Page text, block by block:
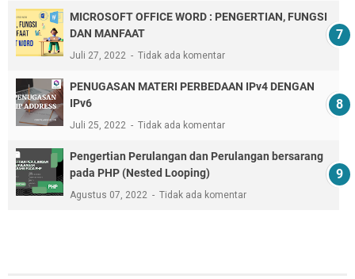
MICROSOFT OFFICE WORD : PENGERTIAN, FUNGSI
DAN MANFAAT
Juli 27, 2022 Tidak ada komentar
PENUGASAN MATERI PERBEDAAN IPv4 DENGAN
IPv6
Juli 25, 2022 Tidak ada komentar
Pengertian Perulangan dan Perulangan bersarang
pada PHP (Nested Looping)
Agustus 07, 2022 Tidak ada komentar